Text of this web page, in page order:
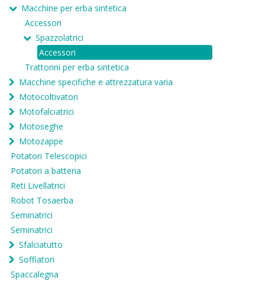
Macchine per erba sintetica
Accessori
Spazzolatrici
Accessori
Trattorini per erba sintetica
Macchine specifiche e attrezzatura varia
Motocoltivatori
Motofalciatrici
Motoseghe
Motozappe
Potatori Telescopici
Potatori a batteria
Reti Livellatrici
Robot Tosaerba
Seminatrici
Seminatrici
Sfalciatutto
Soffiatori
Spaccalegna